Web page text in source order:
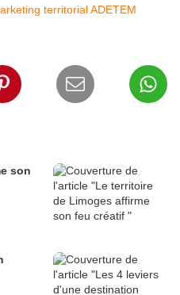
territorial ADETEM
son